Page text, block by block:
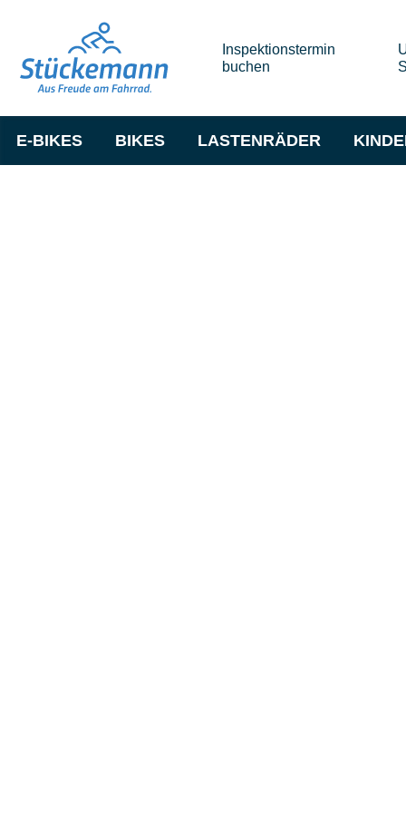
Inspektionstermin
buchen
E-BIKES BIKES LASTENRÄDER